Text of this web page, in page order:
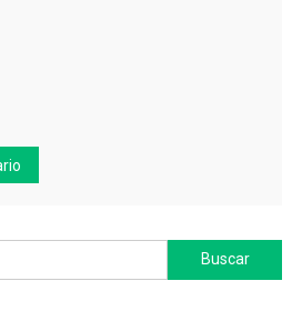
Buscar: